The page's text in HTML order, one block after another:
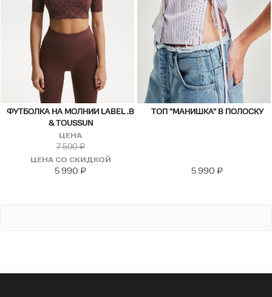
ФУТБОЛКА НА МОЛНИИ LABEL .B
& TOUSSUN
ЦЕНА
7 590₽
ЦЕНА СО СКИДКОЙ
5 990 ₽
ТОП "МАНИШКА" В ПОЛОСКУ
5 990 ₽